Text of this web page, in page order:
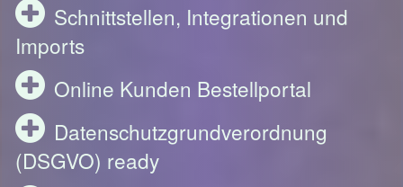
Schnittstellen, Integrationen und
Imports
Online Kunden Bestellportal
Datenschutzgrundverordnung
(DSGVO) ready